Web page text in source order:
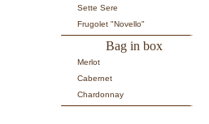
Sette Sere
Frugolet "Novello"
Bag in box
Merlot
Cabernet
Chardonnay